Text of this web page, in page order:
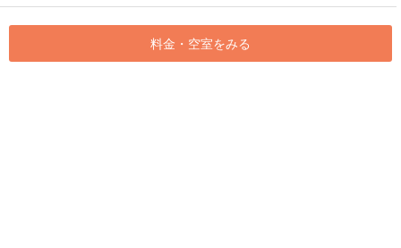
料金・空室をみる